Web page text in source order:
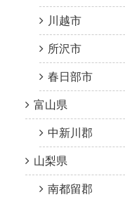
川越市
所沢市
春日部市
富山県
中新川郡
山梨県
南都留郡